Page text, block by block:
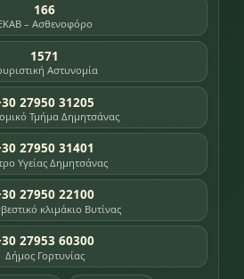
166
– Ασθενοφόρο
1571
Αστυνομία
27950 31205
Τμήμα Δημητσάνας
27950 31401
Υγείας Δημητσάνας
27950 22100
κλιμάκιο Βυτίνας
27953 60300
Δήμος Γορτυνίας